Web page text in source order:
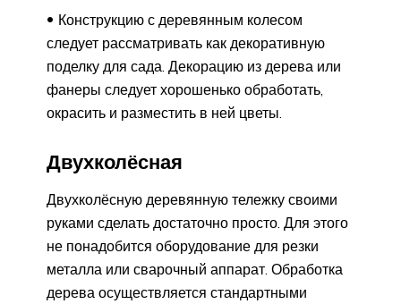
Конструкцию с деревянным колесом
следует рассматривать как декоративную
поделку для сада. Декорацию из дерева или
фанеры следует хорошенько обработать,
окрасить и разместить в ней цветы.
Двухколёсная
Двухколёсную деревянную тележку своими
руками сделать достаточно просто. Для этого
не понадобится оборудование для резки
металла или сварочный аппарат. Обработка
дерева осуществляется стандартными